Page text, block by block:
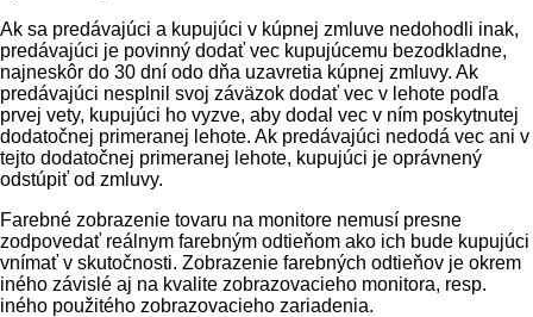
Ak sa predávajúci a kupujúci v kúpnej zmluve nedohodli inak,
predávajúci je povinný dodať vec kupujúcemu bezodkladne,
najneskôr do 30 dní odo dňa uzavretia kúpnej zmluvy. Ak
predávajúci nesplnil svoj záväzok dodať vec v lehote podľa
prvej vety, kupujúci ho vyzve, aby dodal vec v ním poskytnutej
dodatočnej primeranej lehote. Ak predávajúci nedodá vec ani v
tejto dodatočnej primeranej lehote, kupujúci je oprávnený
odstúpiť od zmluvy.
Farebné zobrazenie tovaru na monitore nemusí presne
zodpovedať reálnym farebným odtieňom ako ich bude kupujúci
vnímať v skutočnosti. Zobrazenie farebných odtieňov je okrem
iného závislé aj na kvalite zobrazovacieho monitora, resp.
iného použitého zobrazovacieho zariadenia.